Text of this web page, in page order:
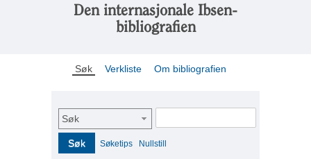
Den internasjonale Ibsen-
bibliografien
Søk Verkliste Om bibliografien
Søk
Søk Søketips Nullstill